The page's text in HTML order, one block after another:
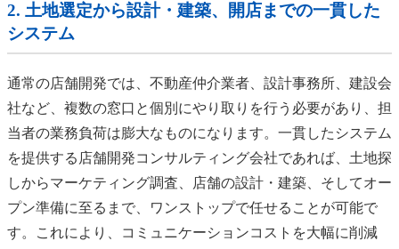
2. 土地選定から設計・建築、開店までの一貫した
システム
通常の店舗開発では、不動産仲介業者、設計事務所、建設会
社など、複数の窓口と個別にやり取りを行う必要があり、担
当者の業務負荷は膨大なものになります。一貫したシステム
を提供する店舗開発コンサルティング会社であれば、土地探
しからマーケティング調査、店舗の設計・建築、そしてオー
プン準備に至るまで、ワンストップで任せることが可能で
す。これにより、コミュニケーションコストを大幅に削減